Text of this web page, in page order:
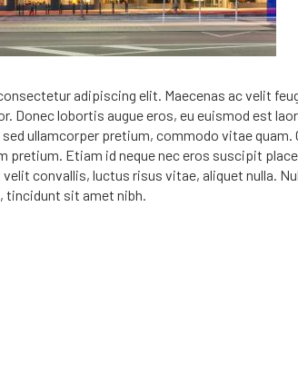
adipiscing elit. Maecenas ac velit
Donec lobortis augue eros, eu euismod est
ullamcorper pretium, commodo vitae quam.
pretium. Etiam id neque nec eros suscipit
convallis, luctus risus vitae, aliquet nulla.
sit amet nibh.